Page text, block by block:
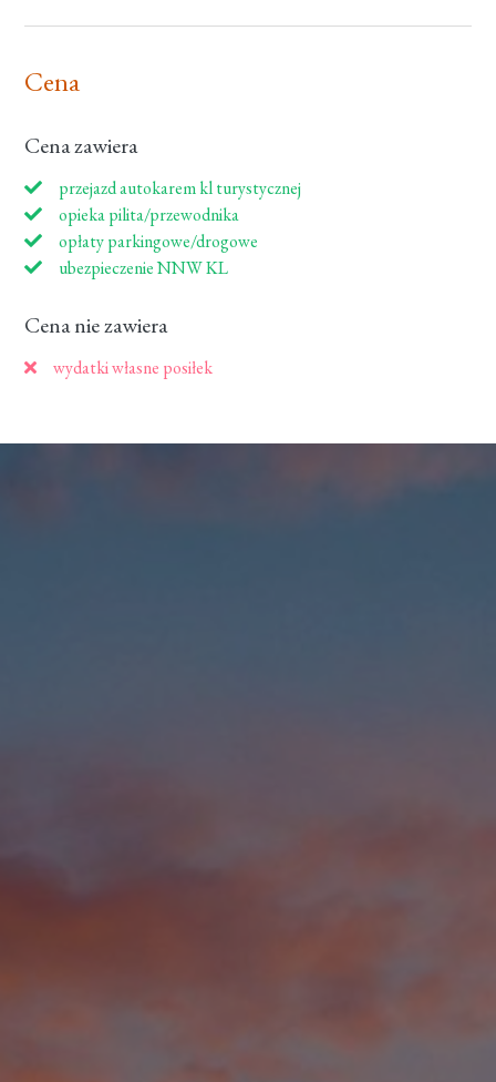
Cena
Cena zawiera
przejazd autokarem kl turystycznej
opieka pilita/przewodnika
opłaty parkingowe/drogowe
ubezpieczenie NNW KL
Cena nie zawiera
wydatki własne posiłek